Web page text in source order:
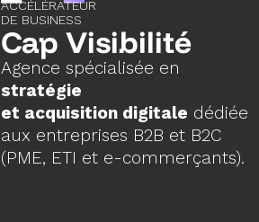
ACCÉLÉRATEUR
DE BUSINESS
Cap Visibilité
Agence spécialisée en
stratégie
et acquisition digitale dédiée
aux entreprises B2B et B2C
(PME, ETI et e-commerçants).